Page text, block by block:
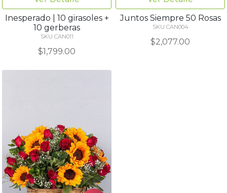
Inesperado | 10 girasoles +
10 gerberas
SKU CAN011
$1,799.00
Juntos Siempre 50 Rosas
SKU CAN004
$2,077.00